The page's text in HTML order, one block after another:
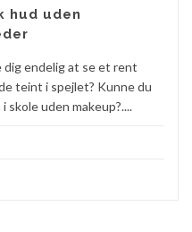
hud uden
endelig at se et rent
teint i spejlet? Kunne du
uden makeup?....